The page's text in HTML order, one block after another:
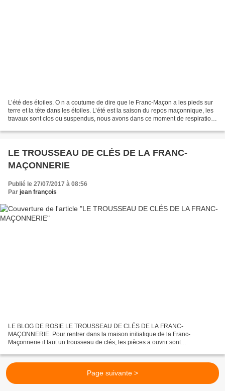
L’été des étoiles. O n a coutume de dire que le Franc-Maçon a les pieds sur
terre et la tête dans les étoiles. L’été est la saison du repos maçonnique, les
travaux sont clos ou suspendus, nous avons dans ce moment de respiration
LE TROUSSEAU DE CLÉS DE LA FRANC-
MAÇONNERIE
Publié le 27/07/2017 à 08:56
Par jean françois
LE BLOG DE ROSIE LE TROUSSEAU DE CLÉS DE LA FRANC-
MAÇONNERIE. Pour rentrer dans la maison initiatique de la Franc-
Maçonnerie il faut un trousseau de clés, les pièces a ouvrir sont
Page suivante >